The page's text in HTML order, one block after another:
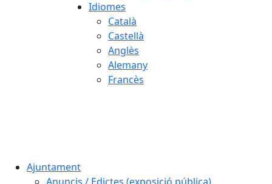
Idiomes
Català
Castellà
Anglès
Alemany
Francès
Ajuntament